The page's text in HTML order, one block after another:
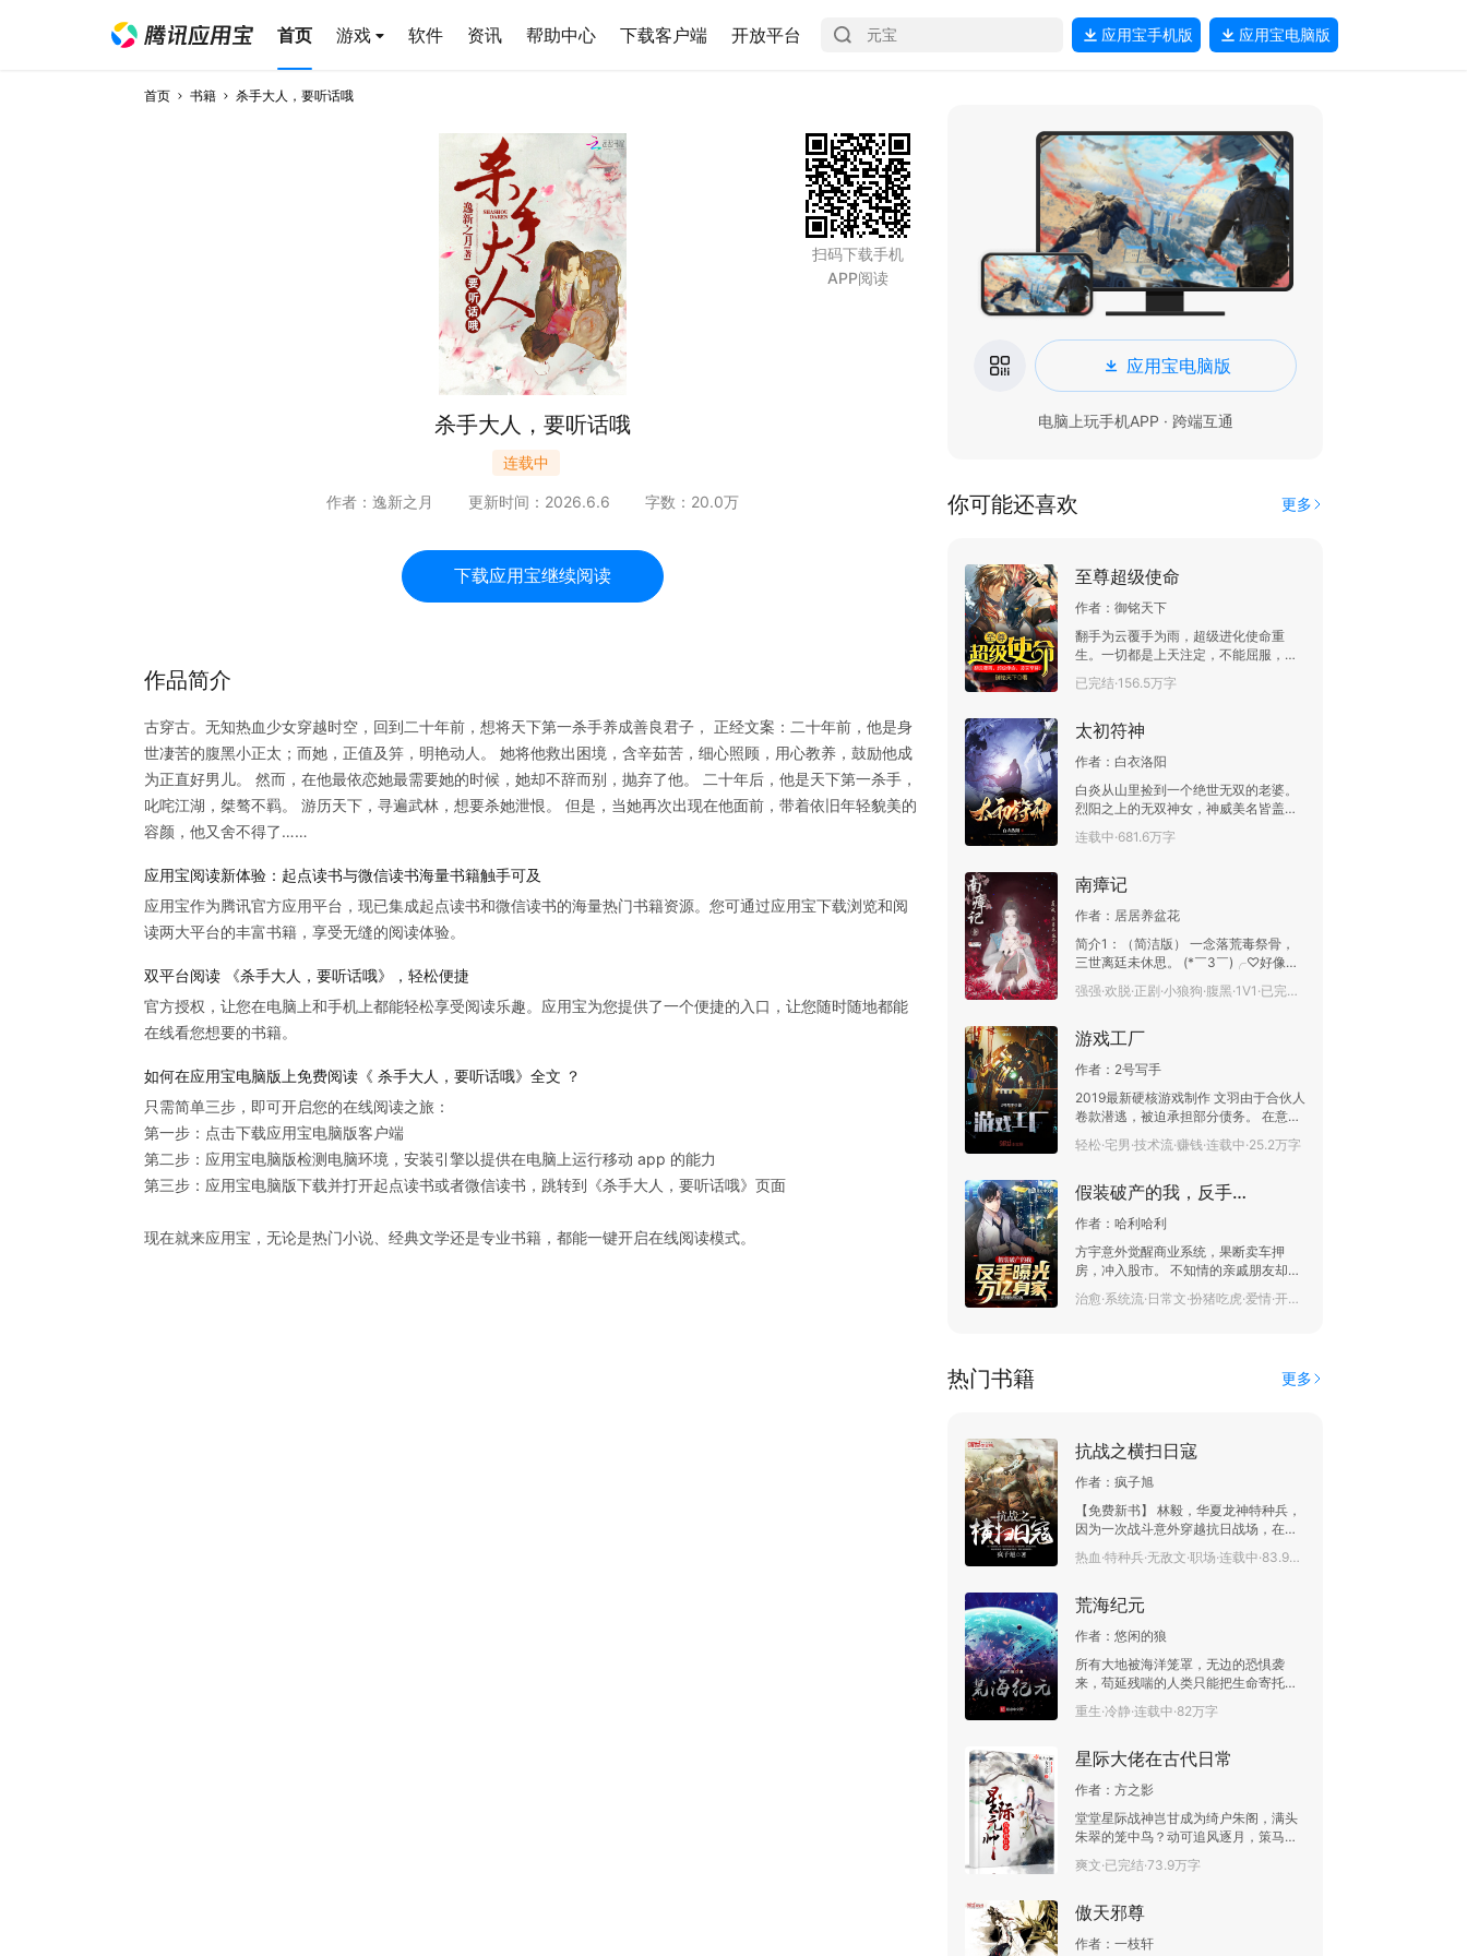
首页 游戏 软件 资讯 帮助中心 下载客户端 开放平台 应用宝手机版 应用宝电脑版
首页 书籍 杀手大人，要听话哦
杀手大人，要听话哦
连载中
作者： 逸新之月 更新时间： 2026.6.6 字数： 20.0万
下载应用宝继续阅读
扫码下载手机
APP阅读
作品简介
古穿古。无知热血少女穿越时空，回到二十年前，想将天下第一杀手养成善良君子， 正经文案：二十年前，他是身
世凄苦的腹黑小正太；而她，正值及笄，明艳动人。 她将他救出困境，含辛茹苦，细心照顾，用心教养，鼓励他成
为正直好男儿。 然而，在他最依恋她最需要她的时候，她却不辞而别，抛弃了他。 二十年后，他是天下第一杀手，
叱咤江湖，桀骜不羁。 游历天下，寻遍武林，想要杀她泄恨。 但是，当她再次出现在他面前，带着依旧年轻貌美的
容颜，他又舍不得了……
应用宝阅读新体验：起点读书与微信读书海量书籍触手可及
应用宝作为腾讯官方应用平台，现已集成起点读书和微信读书的海量热门书籍资源。您可通过应用宝下载浏览和阅
读两大平台的丰富书籍，享受无缝的阅读体验。
双平台阅读 《杀手大人，要听话哦》，轻松便捷
官方授权，让您在电脑上和手机上都能轻松享受阅读乐趣。应用宝为您提供了一个便捷的入口，让您随时随地都能
在线看您想要的书籍。
如何在应用宝电脑版上免费阅读《 杀手大人，要听话哦》全文 ？
只需简单三步，即可开启您的在线阅读之旅：
第一步：点击下载应用宝电脑版客户端
第二步：应用宝电脑版检测电脑环境，安装引擎以提供在电脑上运行移动 app 的能力
第三步：应用宝电脑版下载并打开起点读书或者微信读书，跳转到《杀手大人，要听话哦》页面
现在就来应用宝，无论是热门小说、经典文学还是专业书籍，都能一键开启在线阅读模式。
应用宝电脑版
电脑上玩手机APP · 跨端互通
你可能还喜欢 更多
至尊超级使命
作者： 御铭天下
翻手为云覆手为雨，超级进化使命重
生。一切都是上天注定，不能屈服，不
得反坑。而我——注定是那俯瞰世间的
超强至尊！
已完结·156.5万字
太初符神
作者： 白衣洛阳
白炎从山里捡到一个绝世无双的老婆。
烈阳之上的无双神女，神威美名皆盖
世；自此山野小子白炎携悍妻，从小镇
而出，寻找太初神符，开始搅乱九天十
兵，威能无匹？你还有绝世功法，天下
神主成老婆；我有太初雷霆符，召唤九
天神雷战八方；我有太初吞噬符，吞噬
天地万物为我用…………到最后白炎发现
对无数神帝大佬，他还是习惯大喝一
婆！”
连载中·681.6万字
南瘴记
作者： 居居养盆花
简介1：（简洁版） 一念落荒毒祭骨，
三世离廷未休思。 (*￣3￣)╭♡好像字
太少了，Ծ ̮ Ծ，重新来。 简介2：（正
经版） 原本以为我只是个在忘川做引渡
——彼岸花海的形象大使，但在他上了
么段刻骨铭心的，美好的情缘？ (◔◡◔)
还有一个 简介3（文艺版） 一笔起落，
写到处云水苍茫。 摧拉枯朽的岁月摧
却是劫灭无常。 那天，初见时他如月下
钟定在天茄月见上，是否一切早已注
定？ 那天，三宿业火，十里红妆，他将
嫁衣如火的她送去黄泉…… 痴缠的情，
她说，若入轮回，她会留他在心里。 新
的原点，相逢，千言万话全作一句：好
久不见。
强强·欢脱·正剧·小狼狗·腹黑·1V1·已完结·32.8万字
游戏工厂
作者： 2号写手
2019最新硬核游戏制作 文羽由于合伙人
卷款潜逃，被迫承担部分债务。 在意外
获得了游戏工厂系统后，决定重新杀入
了游戏界。 能做一款游戏没什么稀罕。
新的游戏制作技术。 打破西方的技术垄
起。 EA,育碧，动视，SONY，任天堂，
CAPCOM。。。。。终将进入历史。
他们终将诚服于你的脚下。 一场游戏工
游戏新天地。 实现游戏娱乐的终极梦
轻松·宅男·技术流·赚钱·连载中·25.2万字
假装破产的我，反手曝光万亿身家
作者： 哈利哈利
方宇意外觉醒商业系统，果断卖车押
房，冲入股市。 不知情的亲戚朋友却以
为方宇破产，方宇也顺势假装破产。 女
友立刻提分手，“好兄弟”落井下石，亲
会，最近公司有业绩指标，反正你赚了
亲戚。” 方宇冷笑：“脸疼不？疼就对
了，你们都可以滚了！”
治愈·系统流·日常文·扮猪吃虎·爱情·开局流·曝光流·轻松·已完结·64.4万字
热门书籍 更多
抗战之横扫日寇
作者： 疯子旭
【免费新书】 林毅，华夏龙神特种兵，
因为一次战斗意外穿越抗日战场，在血
雨腥风的战场上，他不忘初心牢记使
命，拿起刀扛起枪，奋起反抗奋勇杀
日的小鬼子们，接受审判吧！” “我
烈！” 在日寇面前他是“冷面恶魔”
在百姓面前他是“民族英雄”， 他是华夏
的军人，一生只记得一句话:“犯我中华
热血·特种兵·无敌文·职场·连载中·83.9万字
荒海纪元
作者： 悠闲的狼
所有大地被海洋笼罩，无边的恐惧袭
来，苟延残喘的人类只能把生命寄托在
十三艘钢铁巨轮之上。 面对深海的恐怖
生物，开发的机械降神，生物降神计划
阶级社会背后是科技的绝对强盛，但为
木船，一道白光，组合在一起又能形成
新的未来，可一切该何去何从。 踏入最
上层的甲板，周隐没有喜悦，没有笑
树，他再次确立了自己的目标。 这是他
重生·冷静·连载中·82万字
星际大佬在古代日常
作者： 方之影
堂堂星际战神岂甘成为绮户朱阁，满头
朱翠的笼中鸟？动可追风逐月，策马扬
鞭，豪歌烈酒行天下，静能坐卧庭前看
闲花，夜伴蝉唱安然眠的生活才是吾辈
悍灵魂来到古代做闲人的精彩故事。
爽文·已完结·73.9万字
傲天邪尊
作者： 一枝轩